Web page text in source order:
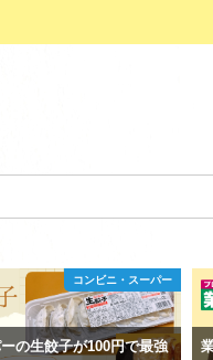
コンビニ・スーパー
の生餃子が100円で最強